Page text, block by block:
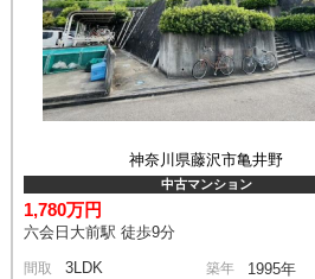
神奈川県藤沢市亀井野
中古マンション
1,780万円
六会日大前駅 徒歩9分
間取 3LDK 築年 1995年